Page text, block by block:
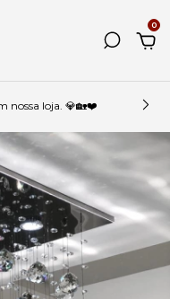
0
nossa loja. 💎🏡❤️